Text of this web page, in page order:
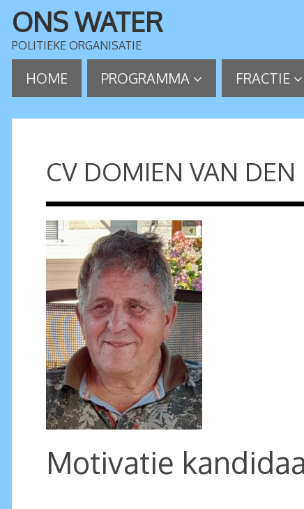
ONS WATER
POLITIEKE ORGANISATIE
HOME PROGRAMMA FRACTIE
CV DOMIEN VAN DEN
Motivatie